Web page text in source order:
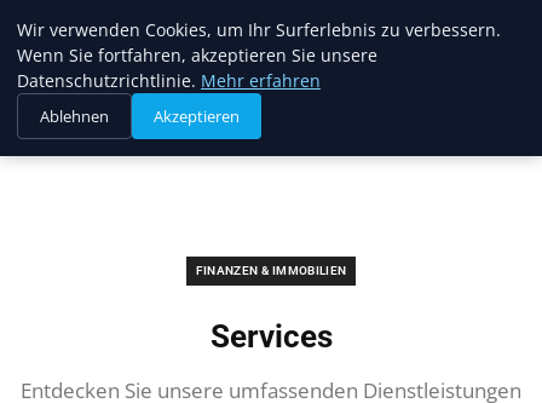
Musichits
FINANZEN & IMMOBILIEN
Services
Entdecken Sie unsere umfassenden Dienstleistungen
Wir verwenden Cookies, um Ihr Surferlebnis zu verbessern.
Wenn Sie fortfahren, akzeptieren Sie unsere
Datenschutzrichtlinie. Mehr erfahren
Ablehnen Akzeptieren